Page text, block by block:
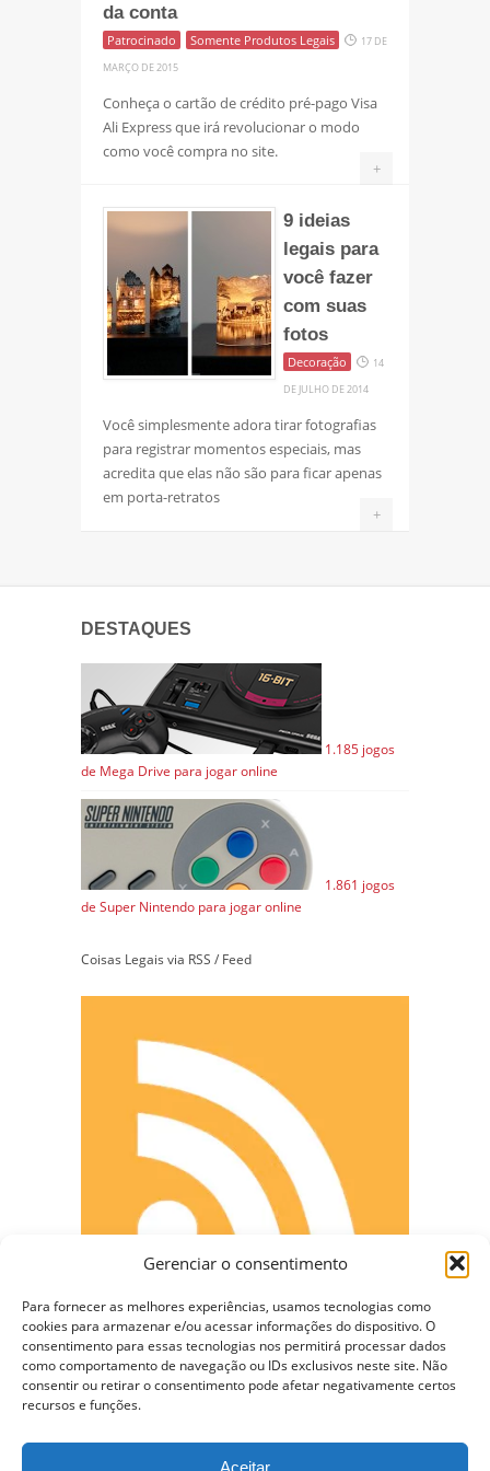
Gerenciar o consentimento
Para fornecer as melhores experiências, usamos tecnologias como
cookies para armazenar e/ou acessar informações do dispositivo. O
consentimento para essas tecnologias nos permitirá processar dados
como comportamento de navegação ou IDs exclusivos neste site. Não
consentir ou retirar o consentimento pode afetar negativamente certos
recursos e funções.
Aceitar
da conta
Patrocinado Somente Produtos Legais
17 DE
MARÇO DE 2015
Conheça o cartão de crédito pré-pago Visa
Ali Express que irá revolucionar o modo
como você compra no site.
+
9 ideias
legais para
você fazer
com suas
fotos
Decoração
14
DE JULHO DE 2014
Você simplesmente adora tirar fotografias
para registrar momentos especiais, mas
acredita que elas não são para ficar apenas
em porta-retratos
+
DESTAQUES
1.185 jogos
de Mega Drive para jogar online
1.861 jogos
de Super Nintendo para jogar online
Coisas Legais via RSS / Feed
CONECTE-SE